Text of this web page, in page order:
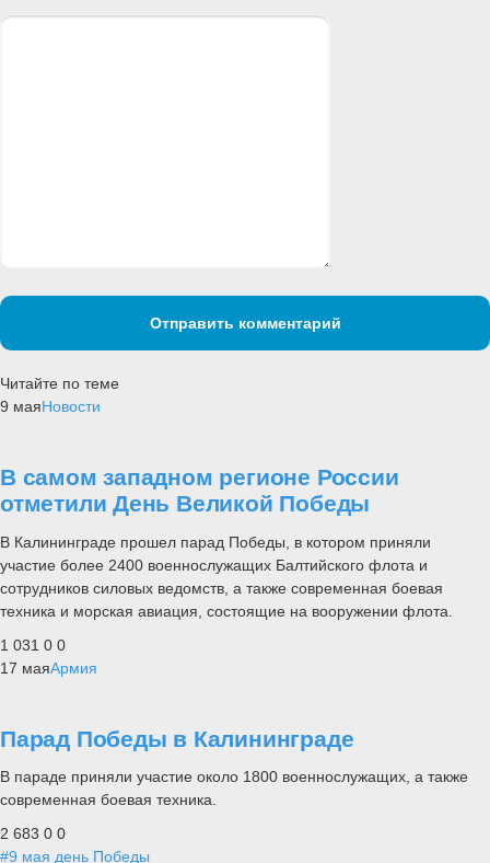
Отправить комментарий
Читайте по теме
9 маяНовости
В самом западном регионе России
отметили День Великой Победы
В Калининграде прошел парад Победы, в котором приняли
участие более 2400 военнослужащих Балтийского флота и
сотрудников силовых ведомств, а также современная боевая
техника и морская авиация, состоящие на вооружении флота.
1 031 0 0
17 маяАрмия
Парад Победы в Калининграде
В параде приняли участие около 1800 военнослужащих, а также
современная боевая техника.
2 683 0 0
#9 мая день Победы